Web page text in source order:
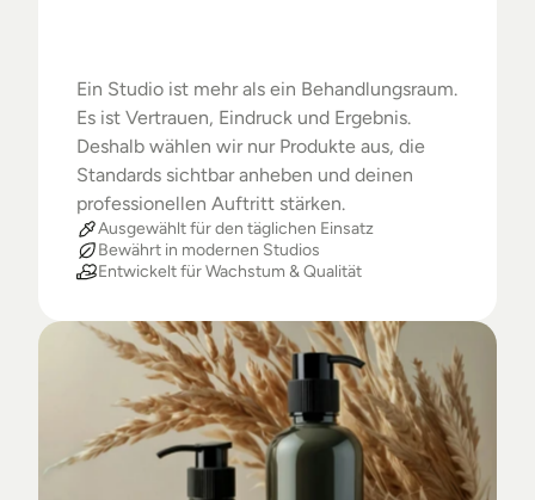
Ein Studio ist mehr als ein Behandlungsraum.
Es ist Vertrauen, Eindruck und Ergebnis.
Deshalb wählen wir nur Produkte aus, die
Standards sichtbar anheben und deinen
professionellen Auftritt stärken.
Ausgewählt für den täglichen Einsatz
Bewährt in modernen Studios
Entwickelt für Wachstum & Qualität